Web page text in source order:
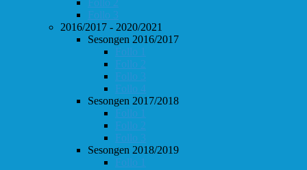
Follo 3
2016/2017 - 2020/2021
Sesongen 2016/2017
Follo 1
Follo 2
Follo 3
Follo 4
Sesongen 2017/2018
Follo 1
Follo 2
Follo 3
Sesongen 2018/2019
Follo 1